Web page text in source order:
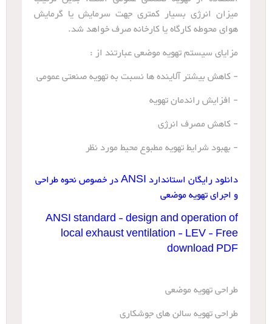
میزان انرژی بسیار کمتری جهت سرمایش یا گرمایش
هوای محوطه کارگاه یا کارخانه صرف خواهد شد.
مزایای سیستم تهویه موضعی عبارتند از :
- کاهش بیشتر آلاینده ها نسبت به تهویه صنعتی عمومی
- افزایش راندمان تهویه
- کاهش مصرف انرژی
- بهبود شرایط تهویه مطبوع محیط مورد نظر
دانلود رایگان استاندارد ANSI در خصوص نحوه طراحی
و اجرای تهویه موضعی
ANSI standard - design and operation of
local exhaust ventilation - LEV - Free
download PDF
طراحی تهویه موضعی
طراحی تهویه سالن های جوشکاری